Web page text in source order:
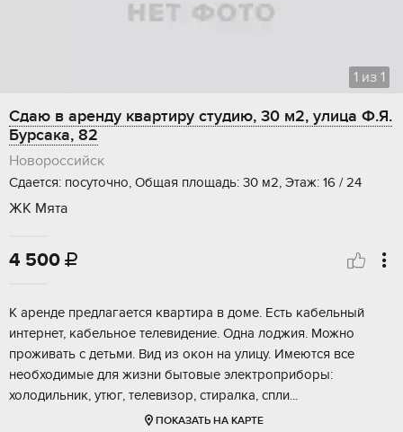
1 из 1
Сдаю в аренду квартиру студию, 30 м2, улица Ф.Я.
Бурсака, 82
Новороссийск
Сдается: посуточно, Общая площадь: 30 м2, Этаж: 16 / 24
ЖК Мята
4 500 
К аренде предлагается квартира в доме. Есть кабельный
интернет, кабельное телевидение. Одна лоджия. Можно
проживать с детьми. Вид из окон на улицу. Имеются все
необходимые для жизни бытовые электроприборы:
холодильник, утюг, телевизор, стиралка, спли...
ПОКАЗАТЬ НА КАРТЕ